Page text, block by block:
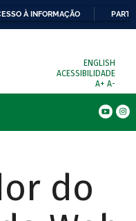
À INFORMAÇÃO
ENGLISH
ACESSIBILIDADE
A+ A-
do